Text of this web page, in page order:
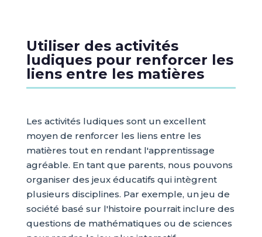
Utiliser des activités
ludiques pour renforcer les
liens entre les matières
Les activités ludiques sont un excellent
moyen de renforcer les liens entre les
matières tout en rendant l'apprentissage
agréable. En tant que parents, nous pouvons
organiser des jeux éducatifs qui intègrent
plusieurs disciplines. Par exemple, un jeu de
société basé sur l'histoire pourrait inclure des
questions de mathématiques ou de sciences